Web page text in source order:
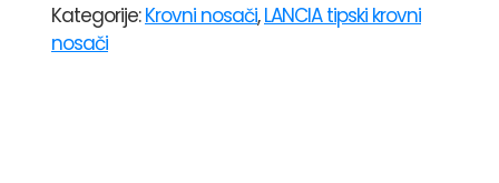
LANCIA
KAPPA
Kategorije:Krovni nosači,LANCIA tipski krovni
nosači